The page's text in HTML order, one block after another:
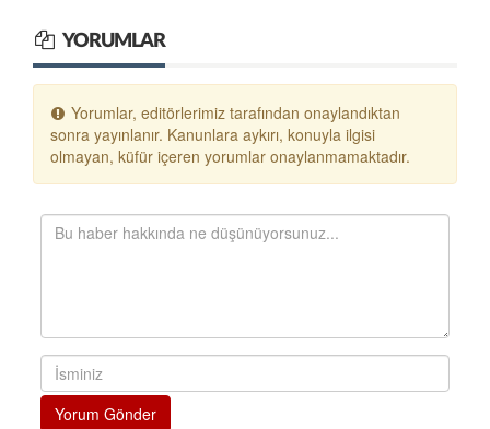
YORUMLAR
Yorumlar, editörlerimiz tarafından onaylandıktan
sonra yayınlanır. Kanunlara aykırı, konuyla ilgisi
olmayan, küfür içeren yorumlar onaylanmamaktadır.
Yorum Gönder